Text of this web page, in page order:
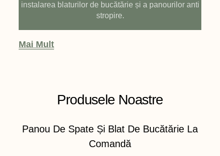
instalarea blaturilor de bucătărie și a panourilor anti
stropire.
Mai Mult
Produsele Noastre
Panou De Spate Și Blat De Bucătărie La
Comandă